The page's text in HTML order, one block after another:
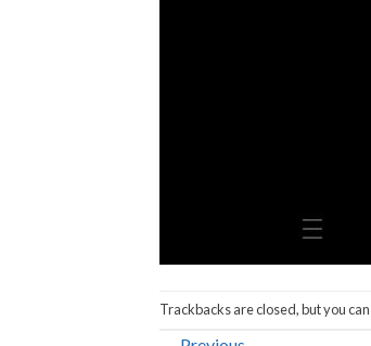
Trackbacks are closed, but you can